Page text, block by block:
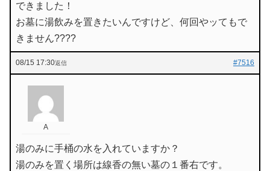
できました！
お墓に湯飲みを置きたいんですけど、何回やッてもで
きません????
08/15 17:30 #7516
返信
A
湯のみに手桶の水を入れていますか？
湯のみを置く場所は線香の無い墓の１番右です。